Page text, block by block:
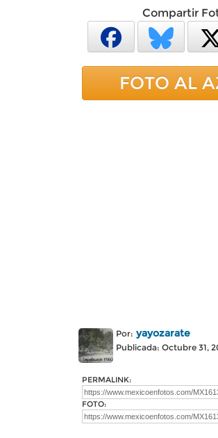
Compartir
FOTO AL
Por: yayozarate
Publicada: Octubre 31,
PERMALINK:
FOTO: